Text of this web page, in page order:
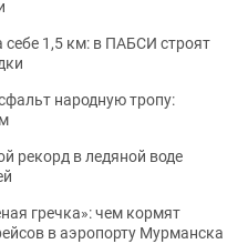
1,5 км: в ПАБСИ строят
народную тропу:
рекорд в ледяной воде
гречка»: чем кормят
в аэропорту Мурманска